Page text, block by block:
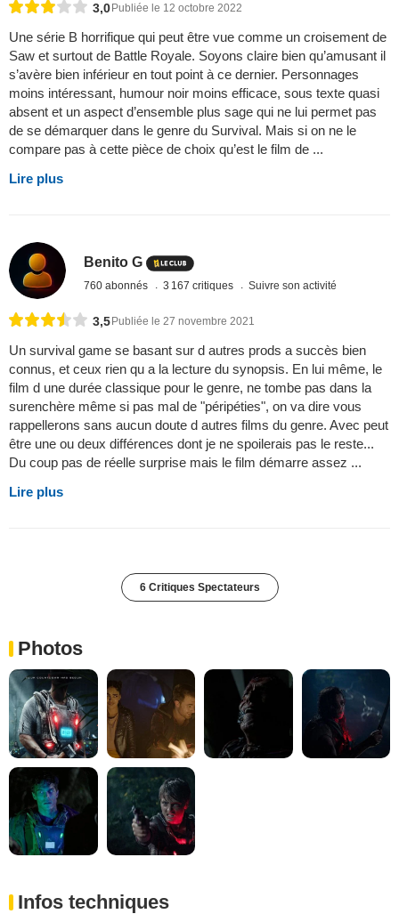
3,0 Publiée le 12 octobre 2022
Une série B horrifique qui peut être vue comme un croisement de
Saw et surtout de Battle Royale. Soyons claire bien qu’amusant il
s’avère bien inférieur en tout point à ce dernier. Personnages
moins intéressant, humour noir moins efficace, sous texte quasi
absent et un aspect d’ensemble plus sage qui ne lui permet pas
de se démarquer dans le genre du Survival. Mais si on ne le
compare pas à cette pièce de choix qu’est le film de ...
Lire plus
Benito G
760 abonnés 3 167 critiques Suivre son activité
3,5 Publiée le 27 novembre 2021
Un survival game se basant sur d autres prods a succès bien
connus, et ceux rien qu a la lecture du synopsis. En lui même, le
film d une durée classique pour le genre, ne tombe pas dans la
surenchère même si pas mal de "péripéties", on va dire vous
rappellerons sans aucun doute d autres films du genre. Avec peut
être une ou deux différences dont je ne spoilerais pas le reste...
Du coup pas de réelle surprise mais le film démarre assez ...
Lire plus
6 Critiques Spectateurs
Photos
Infos techniques